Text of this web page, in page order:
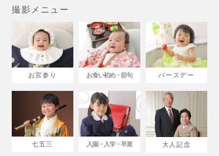
撮影メニュー
お宮参り お食い初め・節句 バースデー
七五三 入園・入学・卒業 大人記念